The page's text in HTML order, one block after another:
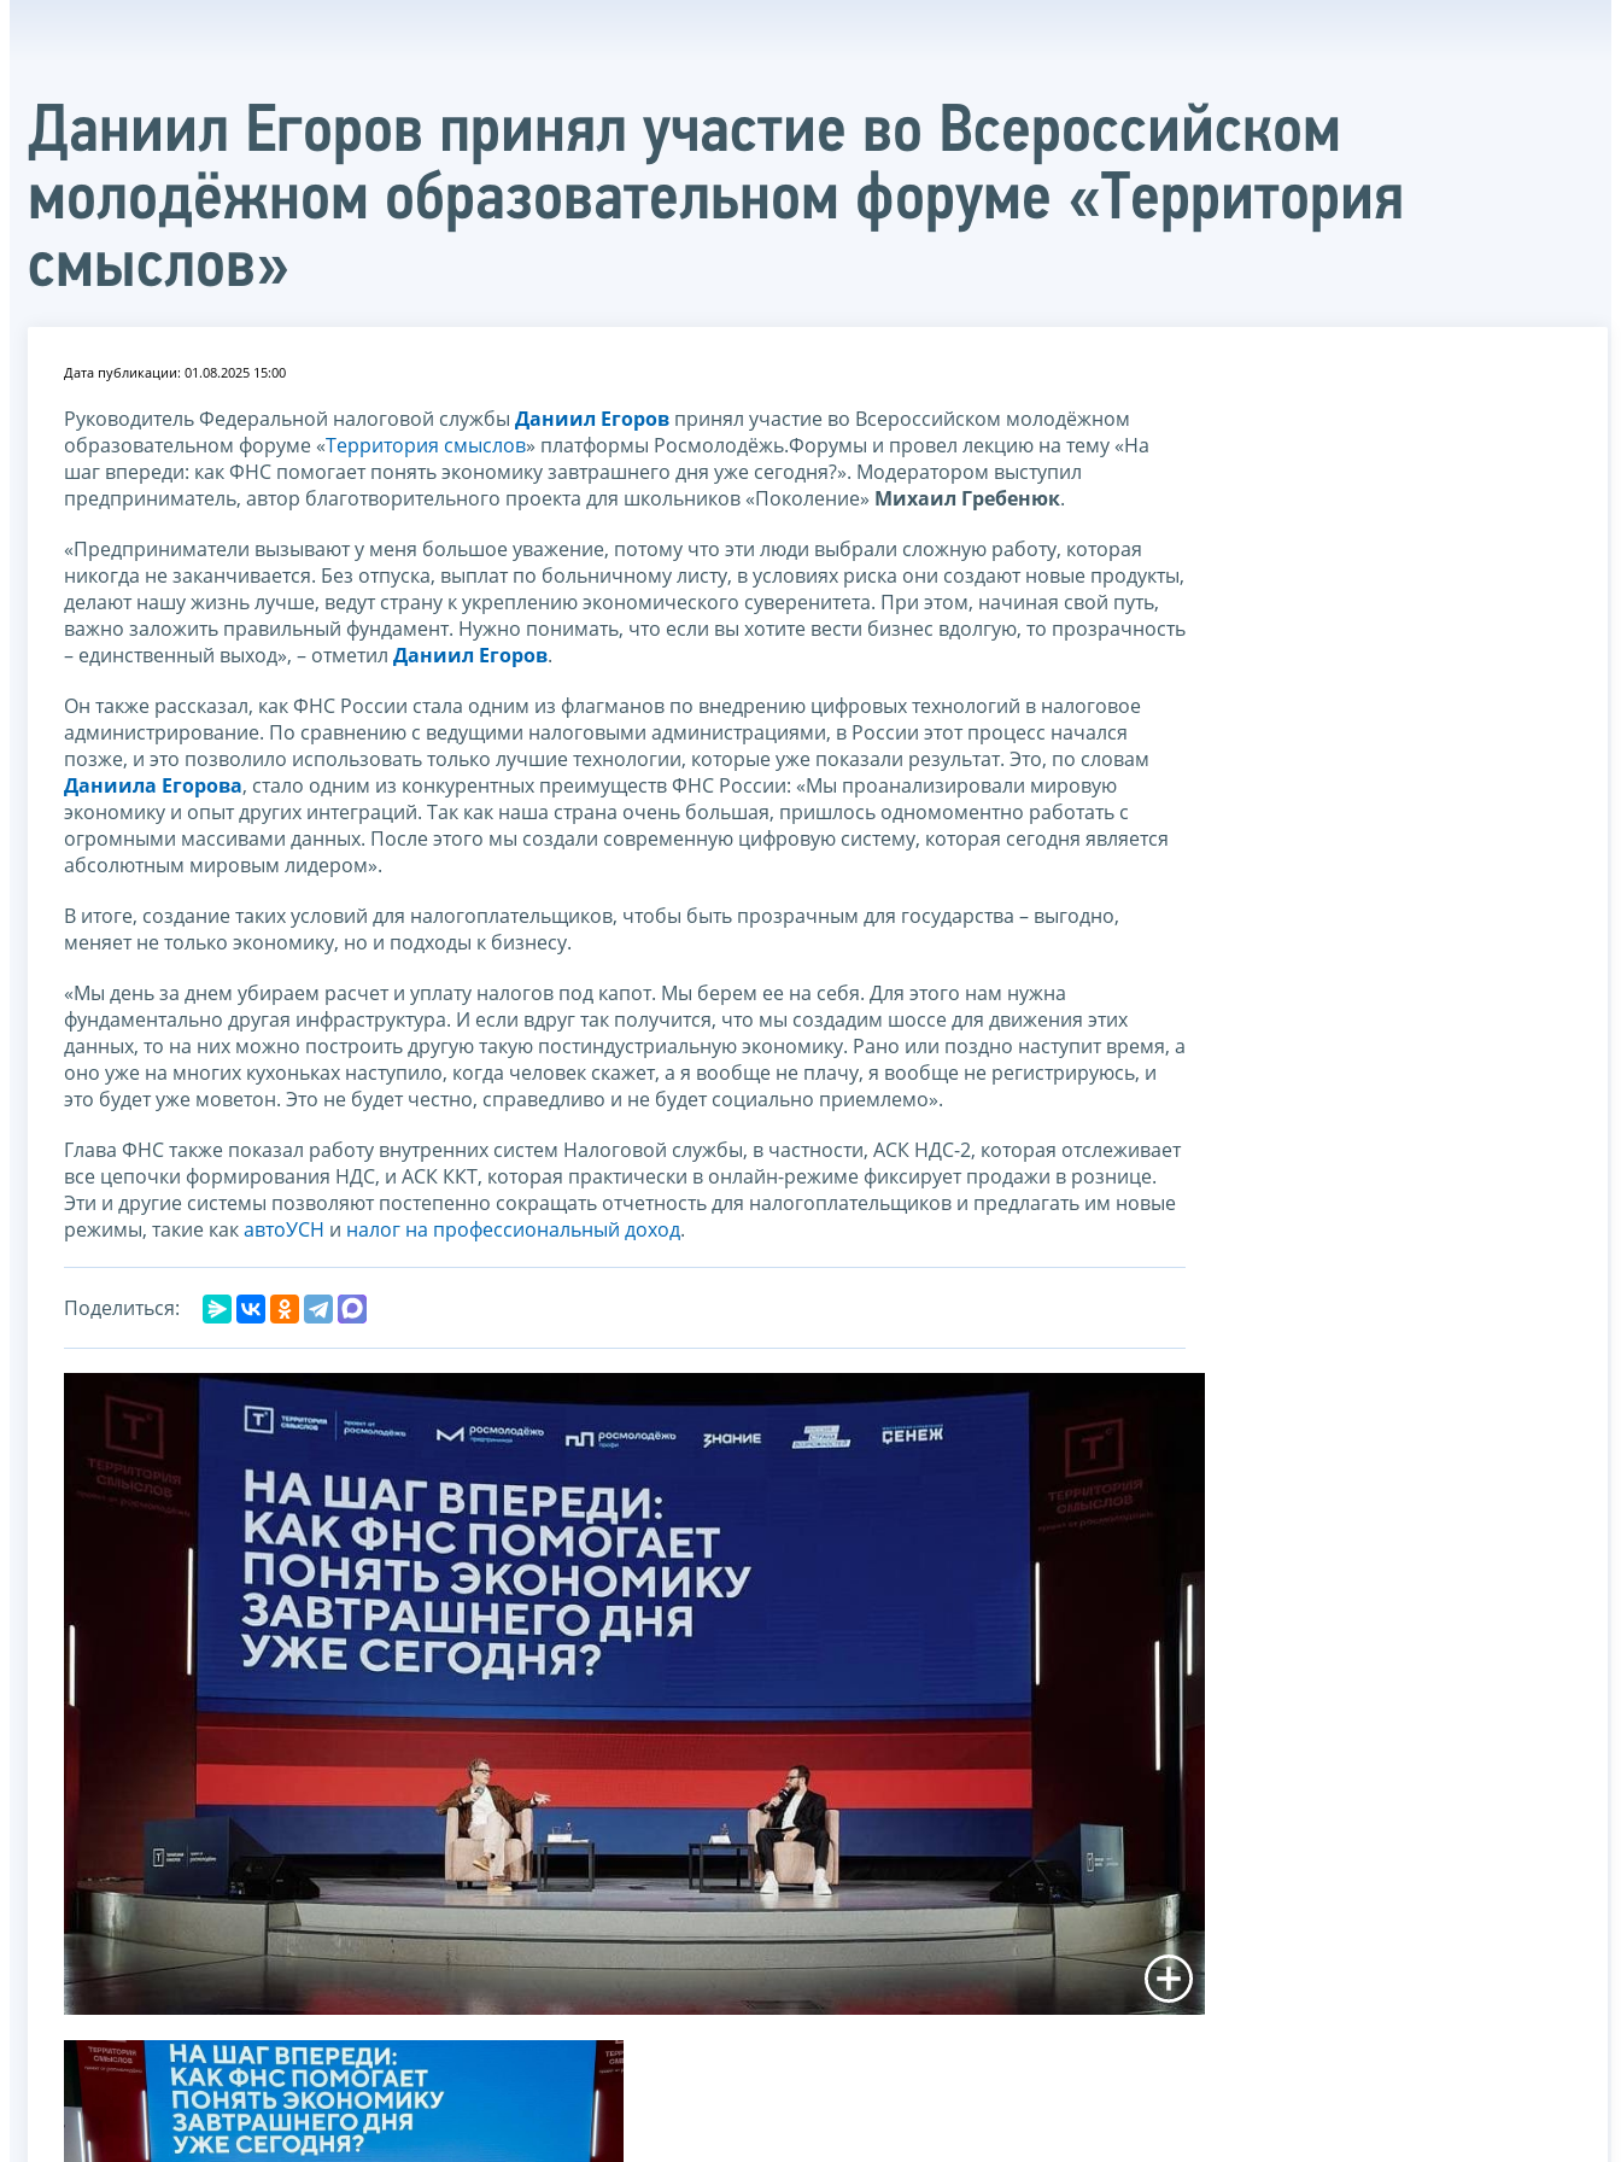
Даниил Егоров принял участие во Всероссийском
молодёжном образовательном форуме «Территория
смыслов»
Дата публикации: 01.08.2025 15:00
Руководитель Федеральной налоговой службы Даниил Егоров принял участие во Всероссийском молодёжном
образовательном форуме «Территория смыслов» платформы Росмолодёжь.Форумы и провел лекцию на тему «На
шаг впереди: как ФНС помогает понять экономику завтрашнего дня уже сегодня?». Модератором выступил
предприниматель, автор благотворительного проекта для школьников «Поколение» Михаил Гребенюк.
«Предприниматели вызывают у меня большое уважение, потому что эти люди выбрали сложную работу, которая
никогда не заканчивается. Без отпуска, выплат по больничному листу, в условиях риска они создают новые продукты,
делают нашу жизнь лучше, ведут страну к укреплению экономического суверенитета. При этом, начиная свой путь,
важно заложить правильный фундамент. Нужно понимать, что если вы хотите вести бизнес вдолгую, то прозрачность
– единственный выход», – отметил Даниил Егоров.
Он также рассказал, как ФНС России стала одним из флагманов по внедрению цифровых технологий в налоговое
администрирование. По сравнению с ведущими налоговыми администрациями, в России этот процесс начался
позже, и это позволило использовать только лучшие технологии, которые уже показали результат. Это, по словам
Даниила Егорова, стало одним из конкурентных преимуществ ФНС России: «Мы проанализировали мировую
экономику и опыт других интеграций. Так как наша страна очень большая, пришлось одномоментно работать с
огромными массивами данных. После этого мы создали современную цифровую систему, которая сегодня является
абсолютным мировым лидером».
В итоге, создание таких условий для налогоплательщиков, чтобы быть прозрачным для государства – выгодно,
меняет не только экономику, но и подходы к бизнесу.
«Мы день за днем убираем расчет и уплату налогов под капот. Мы берем ее на себя. Для этого нам нужна
фундаментально другая инфраструктура. И если вдруг так получится, что мы создадим шоссе для движения этих
данных, то на них можно построить другую такую постиндустриальную экономику. Рано или поздно наступит время, а
оно уже на многих кухоньках наступило, когда человек скажет, а я вообще не плачу, я вообще не регистрируюсь, и
это будет уже моветон. Это не будет честно, справедливо и не будет социально приемлемо».
Глава ФНС также показал работу внутренних систем Налоговой службы, в частности, АСК НДС-2, которая отслеживает
все цепочки формирования НДС, и АСК ККТ, которая практически в онлайн-режиме фиксирует продажи в рознице.
Эти и другие системы позволяют постепенно сокращать отчетность для налогоплательщиков и предлагать им новые
режимы, такие какавтоУСН и налог на профессиональный доход.
Поделиться: